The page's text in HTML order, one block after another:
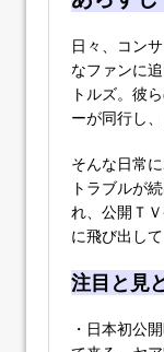
日々、コン
なファンに
トルズ。彼
ーが同行し
そんな日常
トラブルが
れ、公開Ｔ
に飛び出して
注目と見
・日本初公